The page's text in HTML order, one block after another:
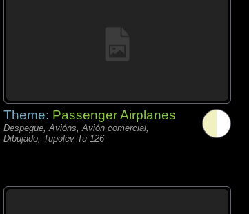
Theme: Passenger Airplanes
Despegue, Avións, Avión comercial,
Dibujado, Tupolev Tu-126